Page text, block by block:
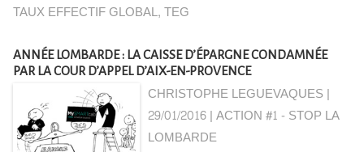
TAUX EFFECTIF GLOBAL,TEG
ANNÉE LOMBARDE : LA CAISSE D’ÉPARGNE CONDAMNÉE
PAR LA COUR D’APPEL D’AIX-EN-PROVENCE
CHRISTOPHE LEGUEVAQUES |
29/01/2016|ACTION #1 - STOP LA
LOMBARDE